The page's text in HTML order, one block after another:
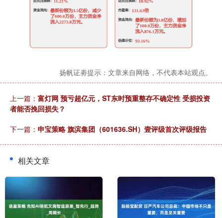
扬帆证劵提示：文章来自网络，不代表本站观点。
上一篇： 富灯网 预亏超亿元，ST东时预重整存不确定性 受损投资
者能否挽回损失？
下一篇： 申宝策略 旗滨集团（601636.SH）壹评级首次评级报告
相关文章